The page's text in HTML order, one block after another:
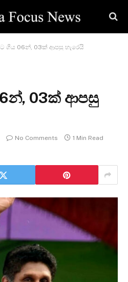
ගිය 06න්, 03ක් ආපසු හැරෙයි
03ක් ආපසු
No Comments
1 Min Read